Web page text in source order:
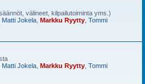
välineet, kilpailutoiminta yms.)
Matti Jokela Markku Ryytty Tommi
Matti Jokela Markku Ryytty Tommi